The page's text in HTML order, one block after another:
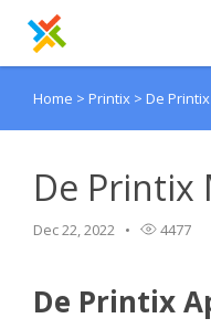
Kennisbank
Home > Printix > De
De Printix
Dec 22, 2022 4477
De Printix